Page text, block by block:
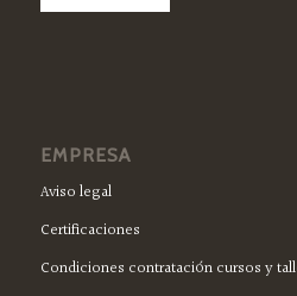
EMPRESA
Aviso legal
Certificaciones
Condiciones contratación cursos y